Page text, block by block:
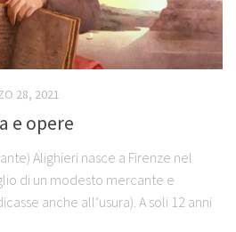
28, 2021
e opere
Alighieri nasce a Firenze nel
di un modesto mercante e
anche all’usura). A soli 12 anni